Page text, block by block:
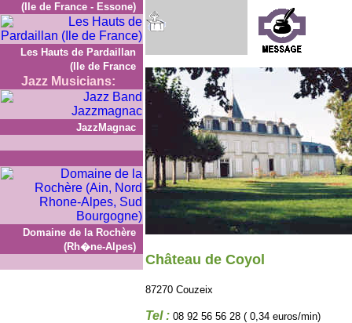
(Ile de France - Essone)
Les Hauts de Pardaillan
(Ile de France
Jazz Musicians:
JazzMagnac
Domaine de la Rochère
(Rh�ne-Alpes)
Château de Coyol
87270 Couzeix
Tel : 08 92 56 56 28 ( 0,34 euros/min)